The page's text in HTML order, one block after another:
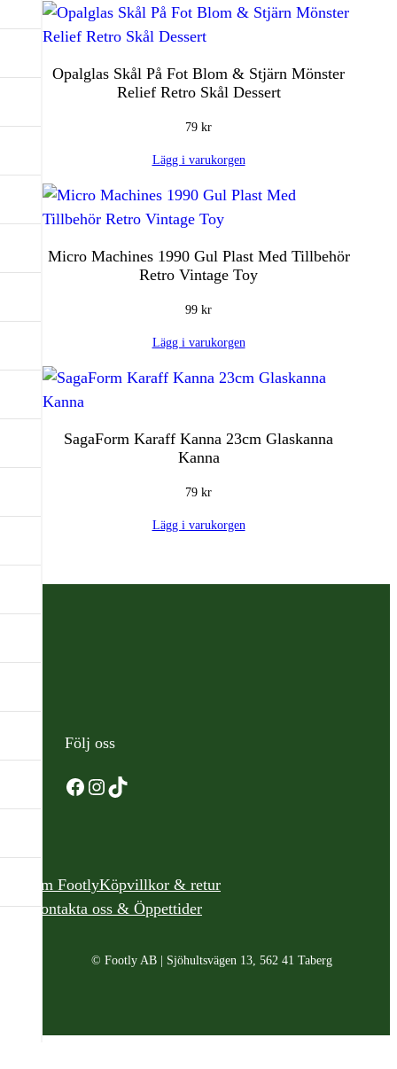
Opalglas Skål På Fot Blom & Stjärn Mönster
Relief Retro Skål Dessert
79 kr
Lägg i varukorgen
Micro Machines 1990 Gul Plast Med Tillbehör
Retro Vintage Toy
99 kr
Lägg i varukorgen
SagaForm Karaff Kanna 23cm Glaskanna
Kanna
79 kr
Lägg i varukorgen
Följ oss
Facebook
Instagram
TikTok
Om FootlyKöpvillkor & retur
Kontakta oss & Öppettider
© Footly AB | Sjöhultsvägen 13, 562 41 Taberg